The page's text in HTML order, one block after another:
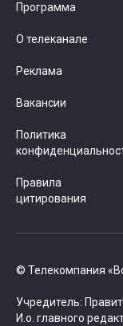
© Телекомпания
Учредитель:
И.о. главного
Программа
О телеканале
Реклама
Вакансии
Политика
Правила
цитирования